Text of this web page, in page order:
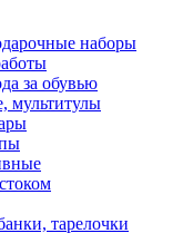
наборы
за обувью
мультитулы
тарелочки